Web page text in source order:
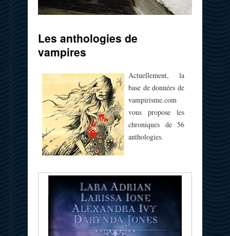
Les anthologies de
vampires
Actuellement, la
base de données de
vampirisme.com
vous propose les
chroniques de 56
anthologies.